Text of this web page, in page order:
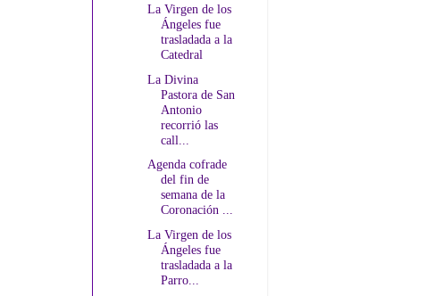
La Virgen de los
Ángeles fue
trasladada a la
Catedral
La Divina
Pastora de San
Antonio
recorrió las
call...
Agenda cofrade
del fin de
semana de la
Coronación ...
La Virgen de los
Ángeles fue
trasladada a la
Parro...